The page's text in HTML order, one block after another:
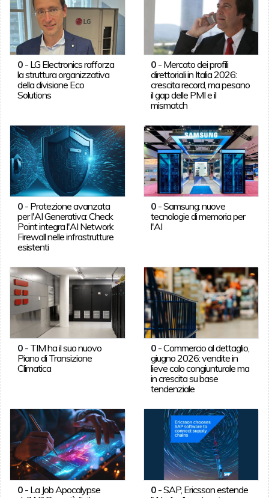
0- LG Electronics rafforza
la struttura organizzativa
della divisione Eco
Solutions
0 - Mercato dei profili
direttoriali in Italia 2026:
crescita record, ma pesano
il gap delle PMI e il
mismatch
0- Protezione avanzata
per l'AI Generativa: Check
Point integra l'AI Network
Firewall nelle infrastrutture
esistenti
0 -Samsung: nuove
tecnologie di memoria per
l'AI
0- TIM ha il suo nuovo
Piano di Transizione
Climatica
0 -Commercio al dettaglio,
giugno 2026: vendite in
lieve calo congiunturale ma
in crescita su base
tendenziale
0- La Job Apocalypse
0 -SAP, Ericsson estende